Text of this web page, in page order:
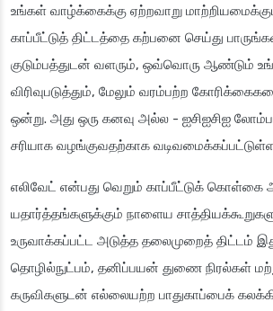
உங்கள் வாழ்க்கைக்கு ஏற்றவாறு மாற்றியமைக்கும்
காப்பீட்டுத் திட்டத்தை கற்பனை செய்து
குடும்பத்துடன் வளரும், ஒவ்வொரு ஆண்டும்
விரிவுபடுத்தும், மேலும் வரம்பற்ற
ஒன்று. அது ஒரு கனவு அல்ல - ஐசிஐசிஐ
சரியாக வழங்குவதற்காக
எலிவேட் என்பது வெறும் காப்பீட்டுக்
யதார்த்தங்களுக்கும் நாளைய
உருவாக்கப்பட்ட அடுத்த தலைமுறைத் திட்டம்
தொழில்நுட்பம், தனிப்பயன் துணை நிரல்கள்
கருவிகளுடன் எல்லையற்ற பாதுகாப்பைக்